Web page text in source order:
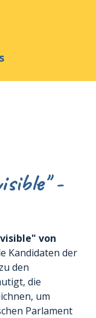
-
von
Kandidaten der
den
die
um
Parlament